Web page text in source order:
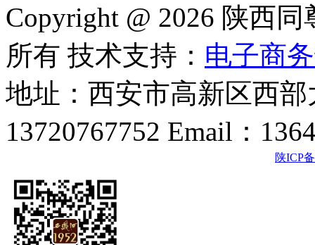
Copyright @ 2026 陕西
所有 技术支持： 电子商
地址：西安市高新区西
13720767752 Email：
陕ICP